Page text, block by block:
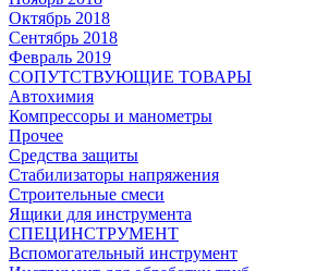
Октябрь 2018
Сентябрь 2018
Февраль 2019
СОПУТСТВУЮЩИЕ ТОВАРЫ
Автохимия
Компрессоры и манометры
Прочее
Средства защиты
Стабилизаторы напряжения
Строительные смеси
Ящики для инструмента
СПЕЦИНСТРУМЕНТ
Вспомогательный инструмент